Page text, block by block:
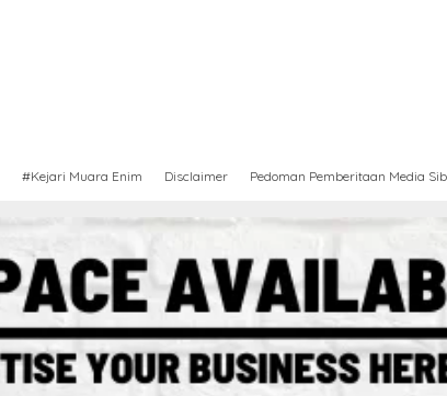
#Kejari Muara Enim Disclaimer Pedoman Pemberitaan Media